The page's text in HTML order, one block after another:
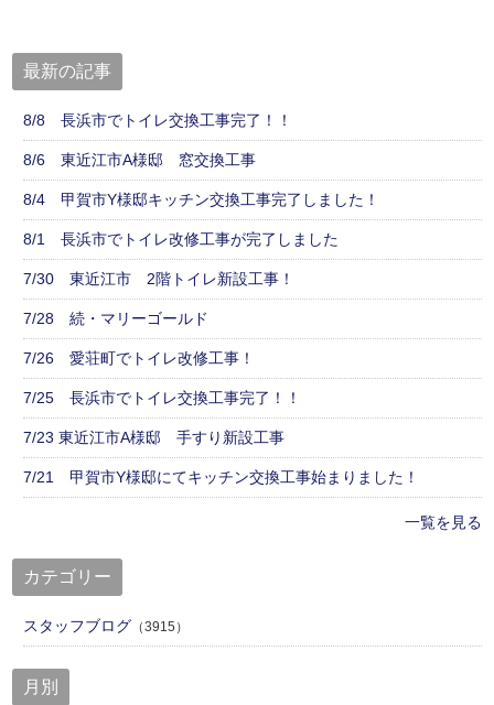
最新の記事
8/8 長浜市でトイレ交換工事完了！！
8/6 東近江市A様邸 窓交換工事
8/4 甲賀市Y様邸キッチン交換工事完了しました！
8/1 長浜市でトイレ改修工事が完了しました
7/30 東近江市 2階トイレ新設工事！
7/28 続・マリーゴールド
7/26 愛荘町でトイレ改修工事！
7/25 長浜市でトイレ交換工事完了！！
7/23 東近江市A様邸 手すり新設工事
7/21 甲賀市Y様邸にてキッチン交換工事始まりました！
一覧を見る
カテゴリー
スタッフブログ （3915）
月別